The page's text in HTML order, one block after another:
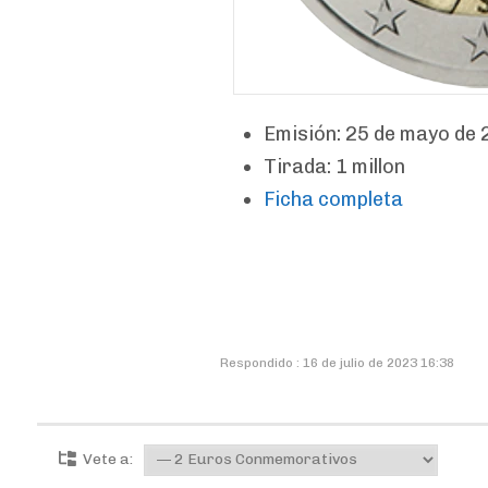
Emisión: 25 de mayo de
Tirada: 1 millon
Ficha completa
Respondido : 16 de julio de 2023 16:38
Vete a: